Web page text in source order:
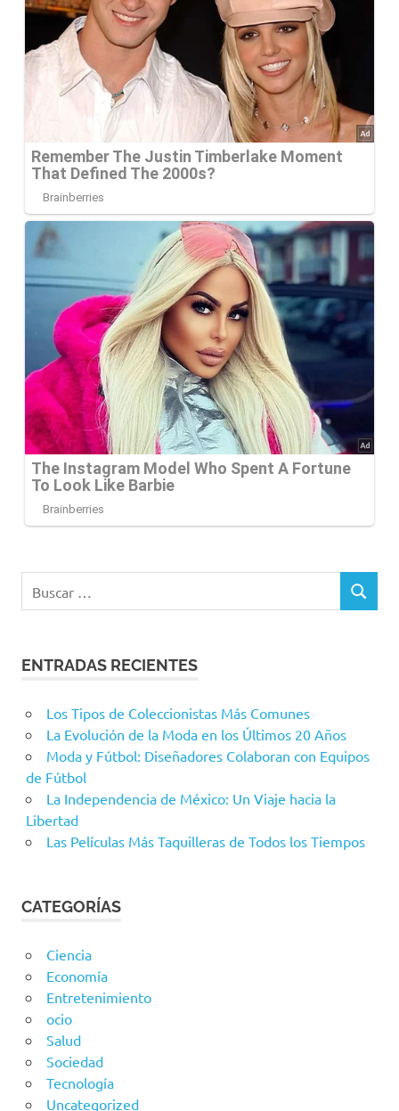
BUSCAR
ENTRADAS RECIENTES
Los Tipos de Coleccionistas Más Comunes
La Evolución de la Moda en los Últimos 20 Años
Moda y Fútbol: Diseñadores Colaboran con Equipos
de Fútbol
La Independencia de México: Un Viaje hacia la
Libertad
Las Películas Más Taquilleras de Todos los Tiempos
CATEGORÍAS
Ciencia
Economía
Entretenimiento
ocio
Salud
Sociedad
Tecnología
Uncategorized